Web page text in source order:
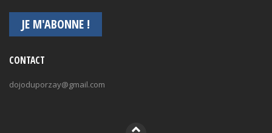
CONTACT
dojoduporzay@gmail.com